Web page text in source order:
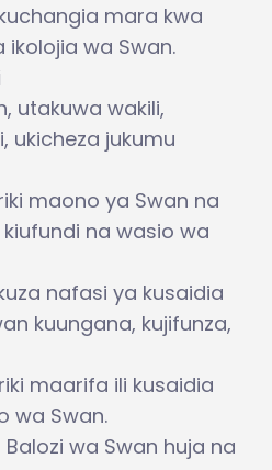
mara kwa
wa Swan.
utakuwa wakili,
ukicheza jukumu
maono ya Swan na
na wasio wa
nafasi ya kusaidia
kuungana, kujifunza,
maarifa ili kusaidia
wa Swan.
Balozi wa Swan huja na